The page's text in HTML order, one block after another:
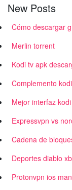
New Posts
Cómo descargar
Merlin torrent
Kodi tv apk
Complemento
Mejor interfaz kodi
Expressvpn vs
Cadena de
Deportes diablo
Protonvpn ios